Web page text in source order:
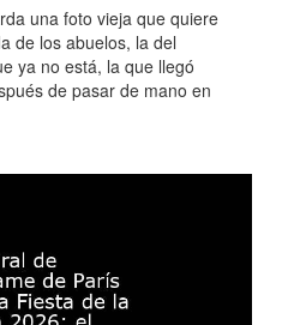
una foto vieja que quiere
de los abuelos, la del
ya no está, la que llegó
de pasar de mano en